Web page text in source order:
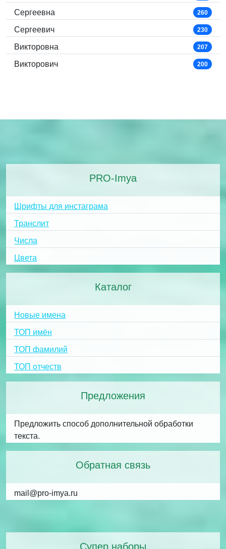
Сергеевна 260
Сергеевич 230
Викторовна 207
Викторович 200
PRO-Imya
Шрифты для инстаграма
Транслит
Числа
Цвета
Каталог
Новые имена
ТОП имён
ТОП фамилий
ТОП отчеств
Предложения
Предложить способ дополнительной обработки
текста.
Обратная связь
mail@pro-imya.ru
Супер наборы